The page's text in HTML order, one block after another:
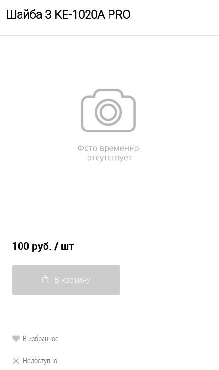
Шайба 3 KE-1020A PRO
100 руб. / шт
В корзину
В избранное
Недоступно